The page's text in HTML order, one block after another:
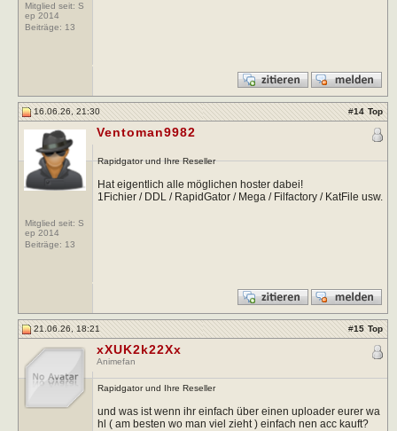
Mitglied seit: S
ep 2014
Beiträge: 13
16.06.26, 21:30 #14 Top
Mitglied seit: S
ep 2014
Beiträge: 13
Ventoman9982
Rapidgator und Ihre Reseller
Hat eigentlich alle möglichen hoster dabei!
1Fichier / DDL / RapidGator / Mega / Filfactory / KatFile usw.
21.06.26, 18:21 #15 Top
xXUK2k22Xx
Animefan
Rapidgator und Ihre Reseller
und was ist wenn ihr einfach über einen uploader eurer wa
hl ( am besten wo man viel zieht ) einfach nen acc kauft?